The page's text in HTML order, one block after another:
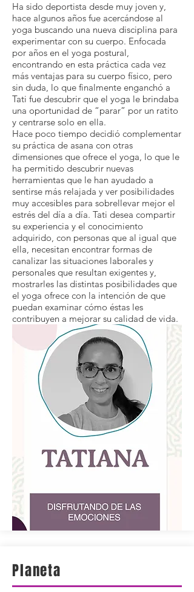
Ha sido deportista desde muy joven y,
hace algunos años fue acercándose al
yoga buscando una nueva disciplina para
experimentar con su cuerpo. Enfocada
por años en el yoga postural,
encontrando en esta práctica cada vez
más ventajas para su cuerpo físico, pero
sin duda, lo que finalmente enganchó a
Tati fue descubrir que el yoga le brindaba
una oportunidad de “parar” por un ratito
y centrarse solo en ella.
Hace poco tiempo decidió complementar
su práctica de asana con otras
dimensiones que ofrece el yoga, lo que le
ha permitido descubrir nuevas
herramientas que le han ayudado a
sentirse más relajada y ver posibilidades
muy accesibles para sobrellevar mejor el
estrés del día a día. Tati desea compartir
su experiencia y el conocimiento
adquirido, con personas que al igual que
ella, necesitan encontrar formas de
canalizar las situaciones laborales y
personales que resultan exigentes y,
mostrarles las distintas posibilidades que
el yoga ofrece con la intención de que
puedan examinar cómo éstas les
contribuyen a mejorar su calidad de vida.
Planeta